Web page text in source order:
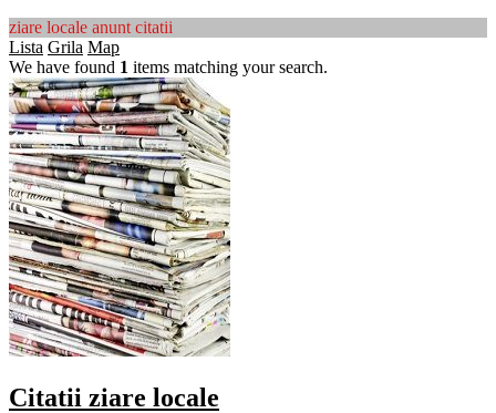
ziare locale anunt citatii
Lista Grila Map
We have found 1 items matching your search.
Citatii ziare locale